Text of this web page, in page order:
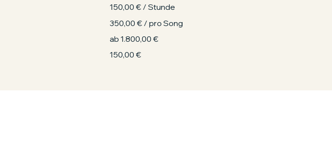
150,00 € / Stunde
350,00 € / pro Song
ab 1.800,00 €
150,00 €